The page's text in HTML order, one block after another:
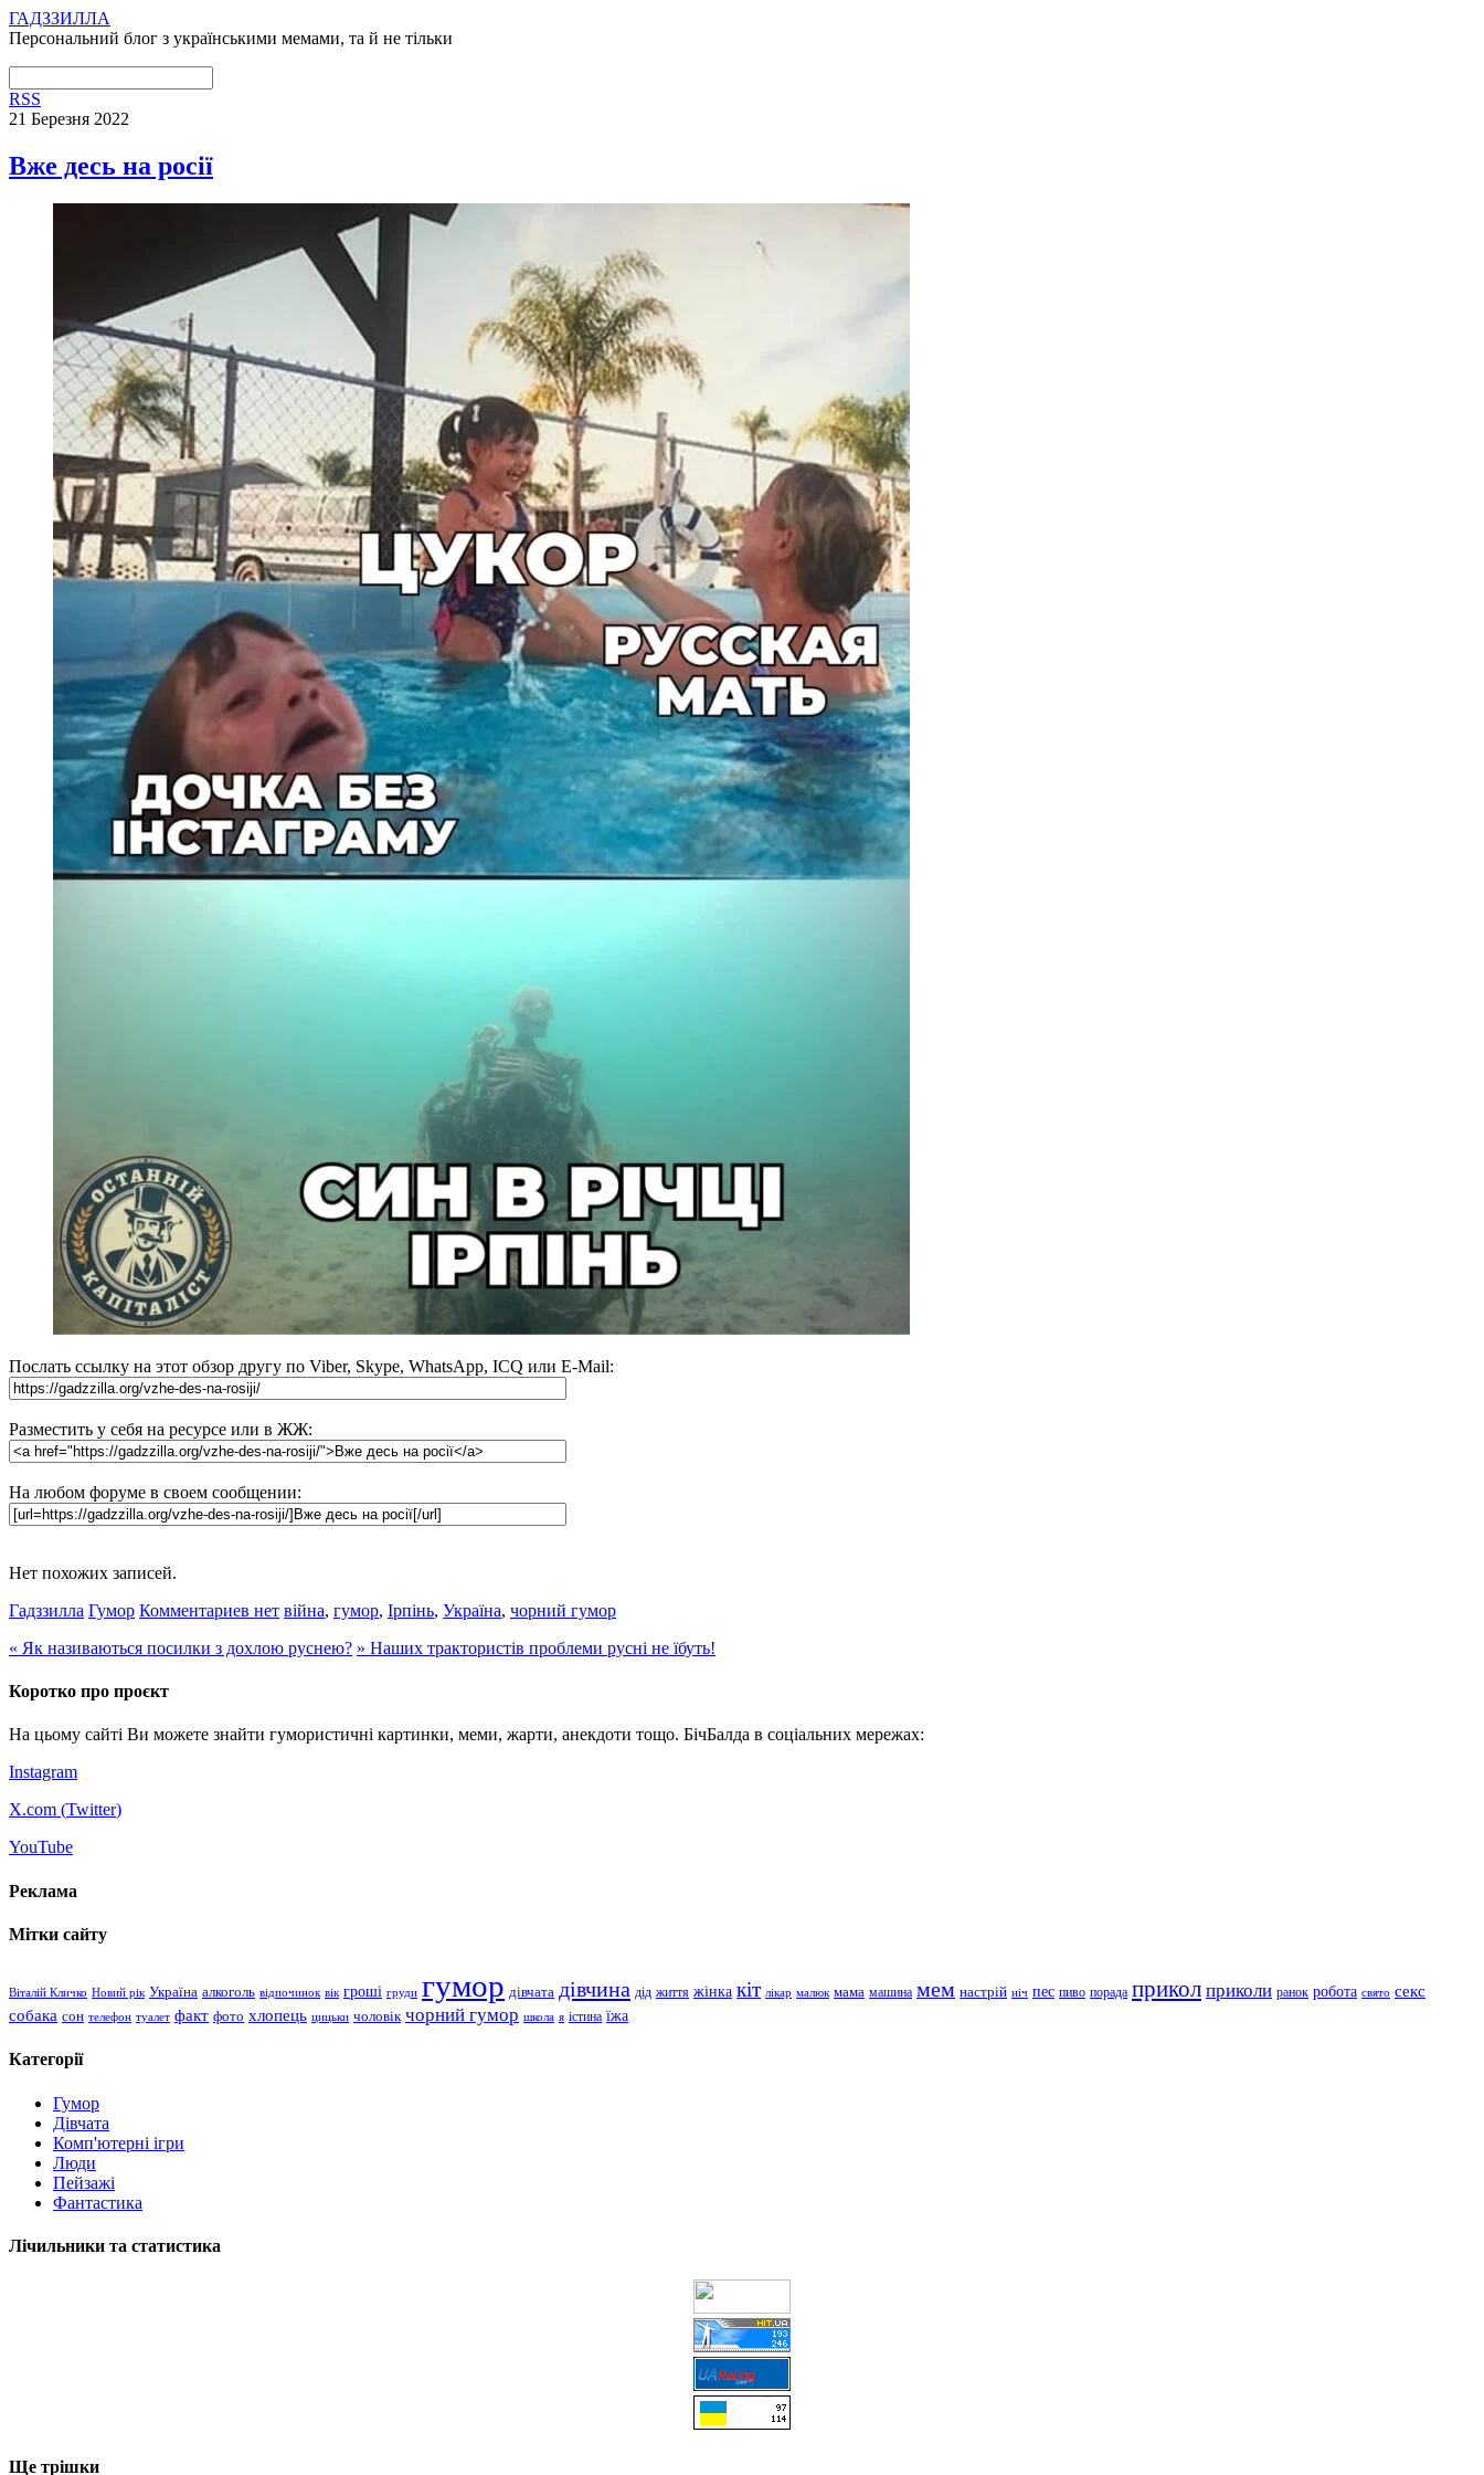
ГАДЗЗИЛЛА
Персональний блог з українськими мемами, та й не тільки
RSS
21 Березня 2022
Вже десь на росії
Послать ссылку на этот обзор другу по Viber, Skype, WhatsApp, ICQ или E-Mail:
Разместить у себя на ресурсе или в ЖЖ:
На любом форуме в своем сообщении:
Нет похожих записей.
Гадззилла Гумор Комментариев нет війна, гумор, Ірпінь, Україна, чорний гумор
« Як називаються посилки з дохлою руснею? » Наших трактористів проблеми русні не їбуть!
Коротко про проєкт
На цьому сайті Ви можете знайти гумористичні картинки, меми, жарти, анекдоти тощо. БічБалда в соціальних мережах:
Instagram
X.com (Twitter)
YouTube
Реклама
Мітки сайту
Віталій Кличко Новий рік Україна алкоголь відпочинок вік гроші груди гумор дівчата дівчина дід життя жінка кіт лікар малюк мама машина мем настрій ніч пес пиво порада прикол приколи ранок робота свято секс
собака сон телефон туалет факт фото хлопець цицьки чоловік чорний гумор школа я істина їжа
Категорії
Гумор
Дівчата
Комп'ютерні ігри
Люди
Пейзажі
Фантастика
Лічильники та статистика
Ще трішки